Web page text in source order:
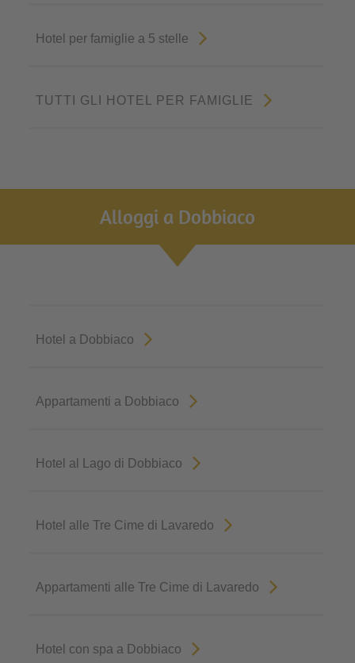
Hotel per famiglie a 5 stelle
TUTTI GLI HOTEL PER FAMIGLIE
Alloggi a Dobbiaco
Hotel a Dobbiaco
Appartamenti a Dobbiaco
Hotel al Lago di Dobbiaco
Hotel alle Tre Cime di Lavaredo
Appartamenti alle Tre Cime di Lavaredo
Hotel con spa a Dobbiaco